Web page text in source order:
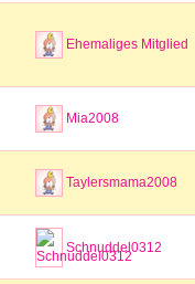
Ehemaliges Mitglied
Mia2008
Taylersmama2008
Schnuddel0312